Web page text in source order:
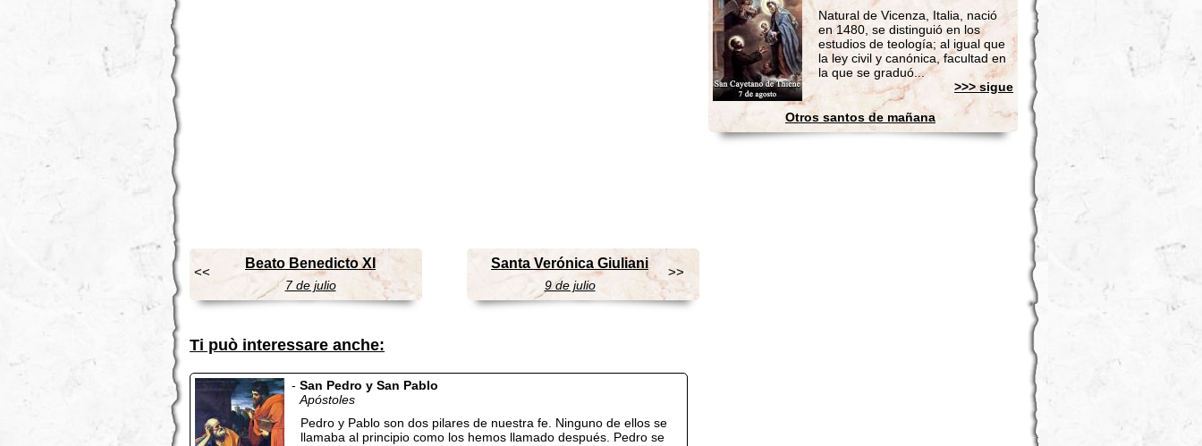
<<
Beato Benedicto XI
7 de julio
Santa Verónica Giuliani
9 de julio
>>
Ti può interessare anche:
- San Pedro y San Pablo
Apóstoles
Pedro y Pablo son dos pilares de nuestra fe. Ninguno de ellos se
llamaba al principio como los hemos llamado después. Pedro se
Natural de Vicenza, Italia, nació
en 1480, se distinguió en los
estudios de teología; al igual que
la ley civil y canónica, facultad en
la que se graduó...
>>> sigue
Otros santos de mañana